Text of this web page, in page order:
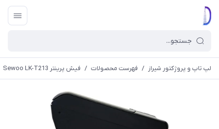
لپ تاپ و پروژکتور شیراز / فهرست محصولات / فیش پرینتر Sewoo LK-T213